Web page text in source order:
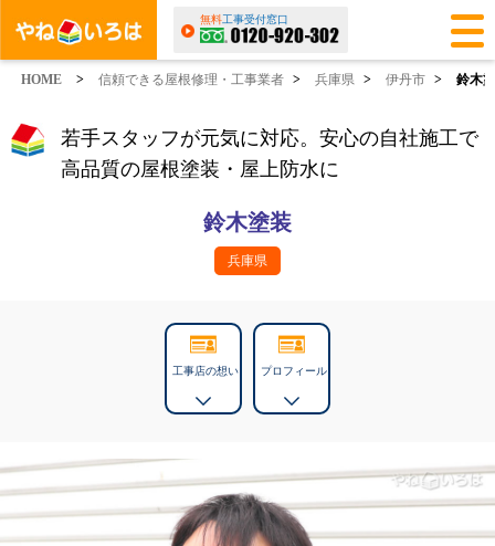
無料工事受付窓口
HOME > 信頼できる屋根修理・工事業者 > 兵庫県 > 伊丹市 > 鈴木
若手スタッフが元気に対応。安心の自社施工で
高品質の屋根塗装・屋上防水に
鈴木塗装
兵庫県
工事店の想い プロフィール